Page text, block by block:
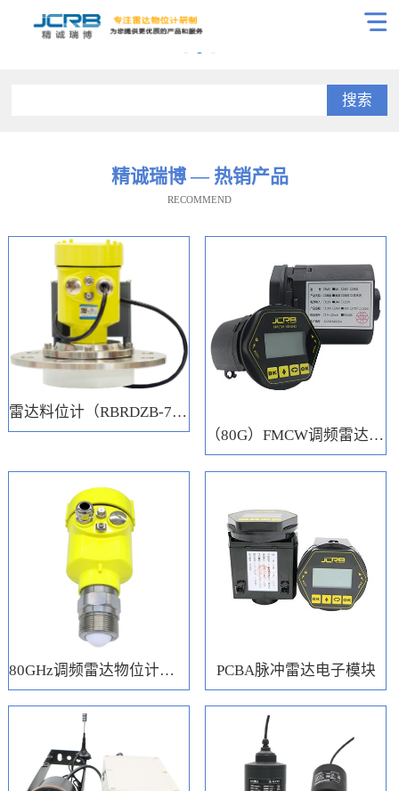
搜索
精诚瑞博 — 热销产品
RECOMMEND
雷达料位计（RBRDZB-71-6-C）
（80G）FMCW调频雷达电子模块
80GHz调频雷达物位计（RBRD71） PCBA脉冲雷达电子模块